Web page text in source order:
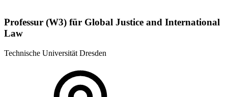
Professur (W3) für Global Justice and International
Law
Technische Universität Dresden